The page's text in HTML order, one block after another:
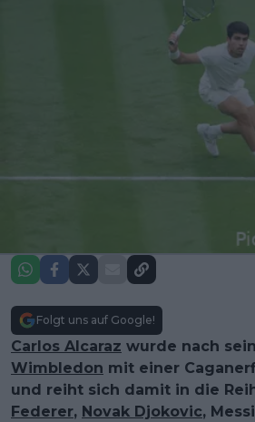
Folgt uns auf Google!
Carlos Alcaraz wurde nach
Wimbledon mit einer
und reiht sich damit in die
Federer, Novak Djokovic,